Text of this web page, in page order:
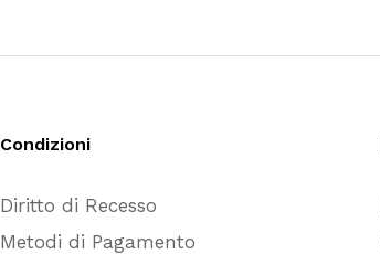
Condizioni
Diritto di Recesso
Metodi di Pagamento